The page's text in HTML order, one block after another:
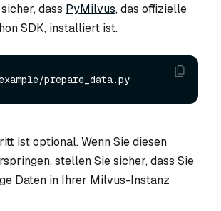
dass PyMilvus, das offizielle
SDK, installiert ist.
ist optional. Wenn Sie diesen
stellen Sie sicher, dass Sie
Daten in Ihrer Milvus-Instanz